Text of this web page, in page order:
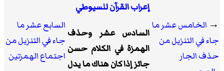
→ الخامس عشر ما
جاء في التنزيل من
حذف الجار
إعراب القرآن للسيوطي
السادس عشر وحذف
الهمزة في الكلام حسن
جائز إذا كان هناك ما يدل
السابع عشر ما
جاء في التنزيل من
اجتماع الهمزتين